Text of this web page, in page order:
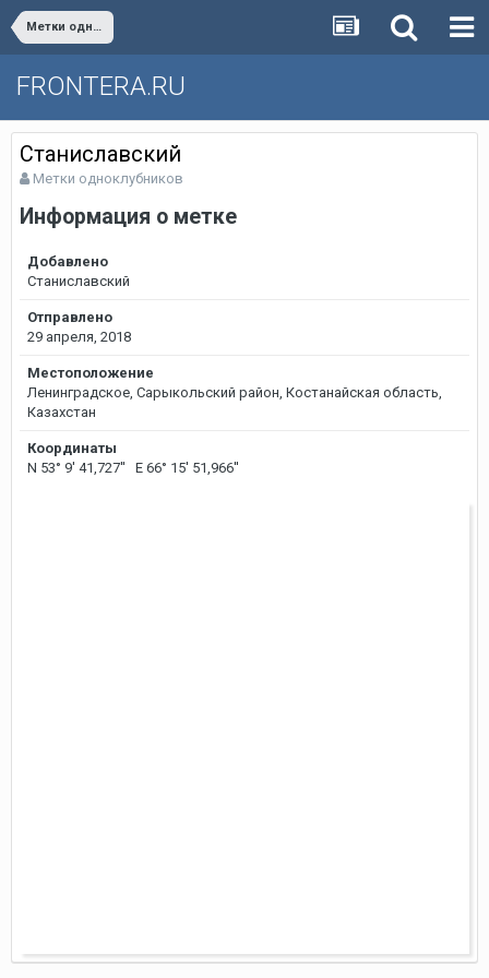
Метки одноклубников
FRONTERA.RU
Станиславский
Метки одноклубников
Информация о метке
Добавлено
Станиславский
Отправлено
29 апреля, 2018
Местоположение
Ленинградское, Сарыкольский район, Костанайская область,
Казахстан
Координаты
N 53° 9' 41,727'' E 66° 15' 51,966''